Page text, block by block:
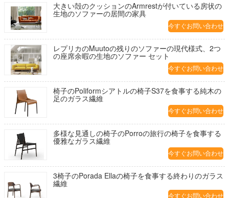
大きい殻のクッションのArmrestが付いている房状の
生地のソファーの居間の家具
今すぐお問い合わせ
レプリカのMuutoの残りのソファーの現代様式、2つ
の座席余暇の生地のソファー セット
今すぐお問い合わせ
椅子のPoliformシアトルの椅子S37を食事する純木の
足のガラス繊維
今すぐお問い合わせ
多様な見通しの椅子のPorroの旅行の椅子を食事する
優雅なガラス繊維
今すぐお問い合わせ
3椅子のPorada Ellaの椅子を食事する終わりのガラス
繊維
今すぐお問い合わせ